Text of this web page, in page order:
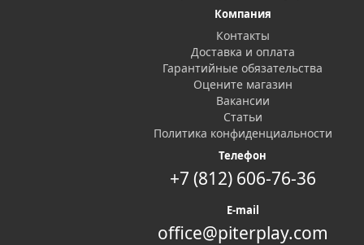
Компания
Контакты
Доставка и оплата
Гарантийные обязательства
Оцените магазин
Вакансии
Статьи
Политика конфиденциальности
Телефон
+7 (812) 606-76-36
E-mail
office@piterplay.com